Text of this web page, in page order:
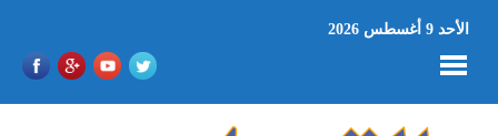
الأحد 9 أغسطس 2026